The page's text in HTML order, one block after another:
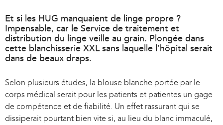
Et si les HUG manquaient de linge propre ?
Impensable, car le Service de traitement et
distribution du linge veille au grain. Plongée dans
cette blanchisserie XXL sans laquelle l’hôpital serait
dans de beaux draps.
Selon plusieurs études, la blouse blanche portée par le
corps médical serait pour les patients et patientes un gage
de compétence et de fiabilité. Un effet rassurant qui se
dissiperait pourtant bien vite si, au lieu du blanc immaculé,